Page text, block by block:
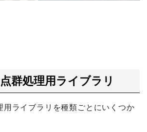
群処理用ライブラリ
用ライブラリを種類ごとにいくつか